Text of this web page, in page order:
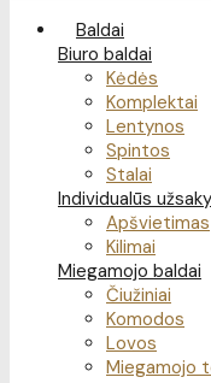
Baldai
Biuro baldai
Kėdės
Komplektai
Lentynos
Spintos
Stalai
Individualūs
Apšvietimas
Kilimai
Miegamojo baldai
Čiužiniai
Komodos
Lovos
Miegamojo